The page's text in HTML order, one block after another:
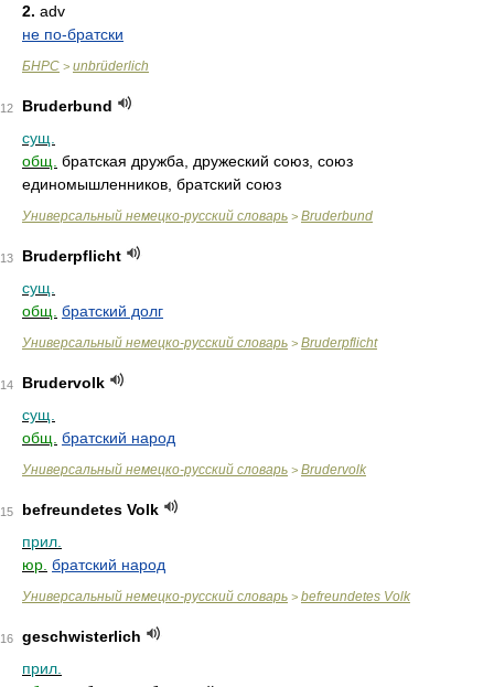
2. adv
не по-братски
БНРС > unbrüderlich
12
Bruderbund
сущ.
общ. братская дружба, дружеский союз, союз
единомышленников, братский союз
Универсальный немецко-русский словарь > Bruderbund
13
Bruderpflicht
сущ.
общ. братский долг
Универсальный немецко-русский словарь > Bruderpflicht
14
Brudervolk
сущ.
общ. братский народ
Универсальный немецко-русский словарь > Brudervolk
15
befreundetes Volk
прил.
юр. братский народ
Универсальный немецко-русский словарь > befreundetes Volk
16
geschwisterlich
прил.